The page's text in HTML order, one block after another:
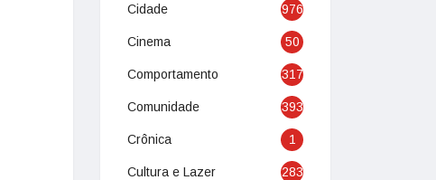
Cidade 976
Cinema 50
Comportamento 317
Comunidade 393
Crônica 1
Cultura e Lazer 283